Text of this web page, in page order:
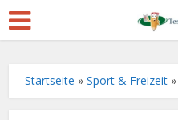
Startseite »Sport & Freizeit »